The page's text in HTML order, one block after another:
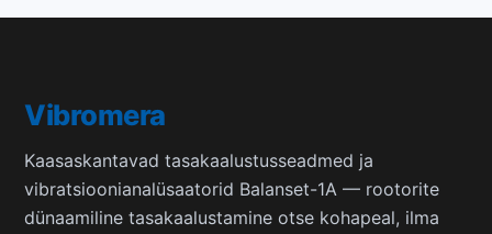
Vibromera
Kaasaskantavad tasakaalustusseadmed ja
vibratsioonianalüsaatorid Balanset-1A — rootorite
dünaamiline tasakaalustamine otse kohapeal, ilma